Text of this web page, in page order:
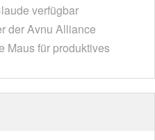
verfügbar
der Avnu Alliance
Maus für produktives